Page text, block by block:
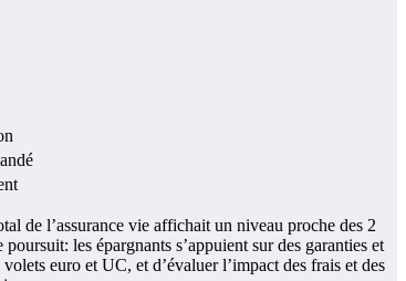
de l’assurance vie affichait un niveau proche des 2
les épargnants s’appuient sur des garanties et
euro et UC, et d’évaluer l’impact des frais et des